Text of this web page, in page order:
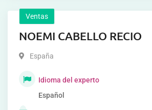
Ventas
NOEMI CABELLO RECIO
España
Idioma del experto
Español